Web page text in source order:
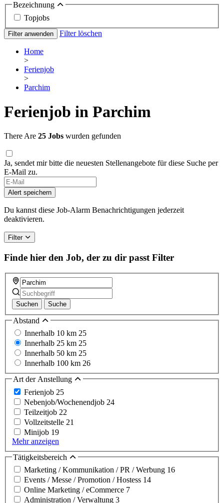
Bezeichnung
Topjobs
Filter anwenden Filter löschen
Home
>
Ferienjob
>
Parchim
Ferienjob in Parchim
There Are 25 Jobs wurden gefunden
Ja, sendet mir bitte die neuesten Stellenangebote für diese Suche per
E-Mail zu.
Alert speichern
Du kannst diese Job-Alarm Benachrichtigungen jederzeit
deaktivieren.
Filter
Finde hier den Job, der zu dir passt Filter
Suchen Suche
Abstand
Innerhalb 10 km 25
Innerhalb 25 km 25
Innerhalb 50 km 25
Innerhalb 100 km 26
Art der Anstellung
Ferienjob 25
Nebenjob/Wochenendjob 24
Teilzeitjob 22
Vollzeitstelle 21
Minijob 19
Mehr anzeigen
Tätigkeitsbereich
Marketing / Kommunikation / PR / Werbung 16
Events / Messe / Promotion / Hostess 14
Online Marketing / eCommerce 7
Administration / Verwaltung 3